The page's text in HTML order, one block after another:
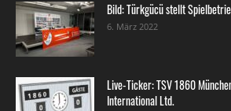
Bild: Türkgücü stellt
6. März 2022
Live-Ticker: TSV 1860
International Ltd.